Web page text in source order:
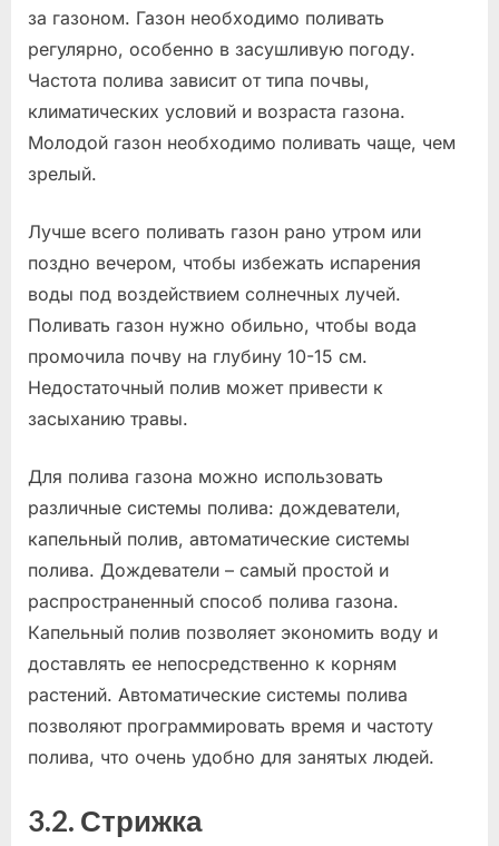
за газоном. Газон необходимо поливать
регулярно, особенно в засушливую погоду.
Частота полива зависит от типа почвы,
климатических условий и возраста газона.
Молодой газон необходимо поливать чаще, чем
зрелый.
Лучше всего поливать газон рано утром или
поздно вечером, чтобы избежать испарения
воды под воздействием солнечных лучей.
Поливать газон нужно обильно, чтобы вода
промочила почву на глубину 10-15 см.
Недостаточный полив может привести к
засыханию травы.
Для полива газона можно использовать
различные системы полива: дождеватели,
капельный полив, автоматические системы
полива. Дождеватели – самый простой и
распространенный способ полива газона.
Капельный полив позволяет экономить воду и
доставлять ее непосредственно к корням
растений. Автоматические системы полива
позволяют программировать время и частоту
полива, что очень удобно для занятых людей.
3.2. Стрижка